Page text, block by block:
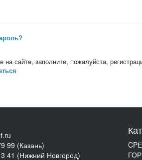
на сайте, заполните, пожалуйста,
99 (Казань)
41 (Нижний Новгород)